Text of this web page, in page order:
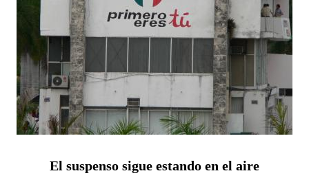
El suspenso sigue estando en el aire